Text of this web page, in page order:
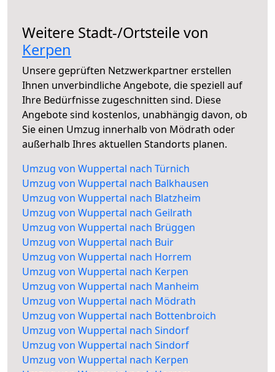
Weitere Stadt-/Ortsteile von
Kerpen
Unsere geprüften Netzwerkpartner erstellen
Ihnen unverbindliche Angebote, die speziell auf
Ihre Bedürfnisse zugeschnitten sind. Diese
Angebote sind kostenlos, unabhängig davon, ob
Sie einen Umzug innerhalb von Mödrath oder
außerhalb Ihres aktuellen Standorts planen.
Umzug von Wuppertal nach Türnich
Umzug von Wuppertal nach Balkhausen
Umzug von Wuppertal nach Blatzheim
Umzug von Wuppertal nach Geilrath
Umzug von Wuppertal nach Brüggen
Umzug von Wuppertal nach Buir
Umzug von Wuppertal nach Horrem
Umzug von Wuppertal nach Kerpen
Umzug von Wuppertal nach Manheim
Umzug von Wuppertal nach Mödrath
Umzug von Wuppertal nach Bottenbroich
Umzug von Wuppertal nach Sindorf
Umzug von Wuppertal nach Sindorf
Umzug von Wuppertal nach Kerpen